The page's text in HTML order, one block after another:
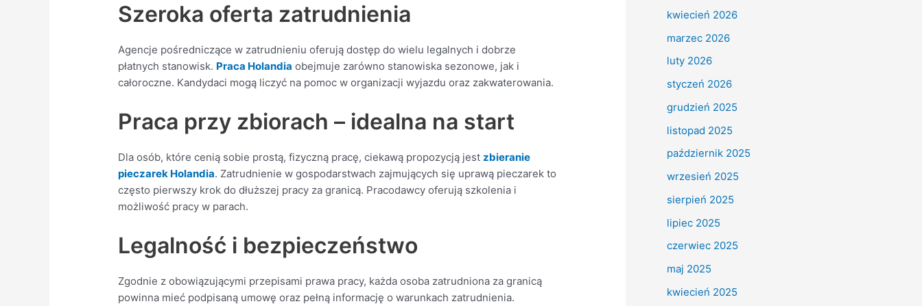
Szeroka oferta zatrudnienia
Agencje pośredniczące w zatrudnieniu oferują dostęp do wielu legalnych i dobrze
płatnych stanowisk. Praca Holandia obejmuje zarówno stanowiska sezonowe, jak i
całoroczne. Kandydaci mogą liczyć na pomoc w organizacji wyjazdu oraz zakwaterowania.
Praca przy zbiorach – idealna na start
Dla osób, które cenią sobie prostą, fizyczną pracę, ciekawą propozycją jestzbieranie
pieczarek Holandia. Zatrudnienie w gospodarstwach zajmujących się uprawą pieczarek to
często pierwszy krok do dłuższej pracy za granicą. Pracodawcy oferują szkolenia i
możliwość pracy w parach.
Legalność i bezpieczeństwo
Zgodnie z obowiązującymi przepisami prawa pracy, każda osoba zatrudniona za granicą
powinna mieć podpisaną umowę oraz pełną informację o warunkach zatrudnienia.
kwiecień 2026
marzec 2026
luty 2026
styczeń 2026
grudzień 2025
listopad 2025
październik 2025
wrzesień 2025
sierpień 2025
lipiec 2025
czerwiec 2025
maj 2025
kwiecień 2025